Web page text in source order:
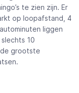
te zien zijn. Er
op loopafstand, 4
liggen
10
grootste